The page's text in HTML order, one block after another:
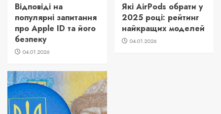
Відповіді на
популярні запитання
про Apple ID та його
безпеку
04.01.2026
Які AirPods обрати у
2025 році: рейтинг
найкращих моделей
04.01.2026